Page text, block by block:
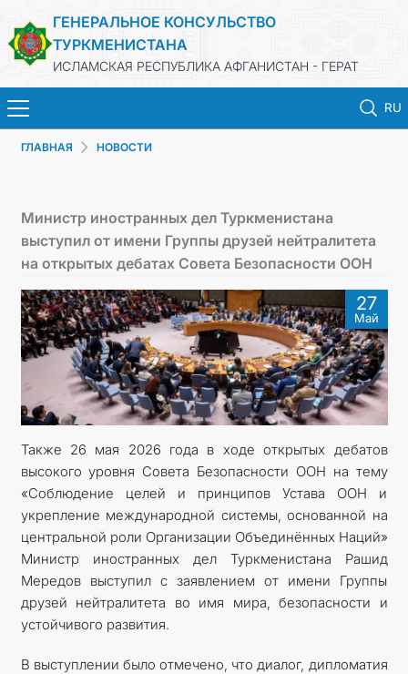
ГЕНЕРАЛЬНОЕ КОНСУЛЬСТВО
ТУРКМЕНИСТАНА
ИСЛАМСКАЯ РЕСПУБЛИКА АФГАНИСТАН - ГЕРАТ
RU
ТУРКМЕНИСТАН
КОНСУЛЬСКИЕ УСЛУГИ
МИД
КОНТАКТНЫЕ ДАННЫЕ
ГЛАВНАЯ НОВОСТИ
Министр иностранных дел Туркменистана
выступил от имени Группы друзей нейтралитета
на открытых дебатах Совета Безопасности ООН
27
Май
Также 26 мая 2026 года в ходе открытых дебатов
высокого уровня Совета Безопасности ООН на тему
«Соблюдение целей и принципов Устава ООН и
укрепление международной системы, основанной на
центральной роли Организации Объединённых Наций»
Министр иностранных дел Туркменистана Рашид
Мередов выступил с заявлением от имени Группы
друзей нейтралитета во имя мира, безопасности и
устойчивого развития.
В выступлении было отмечено, что диалог, дипломатия